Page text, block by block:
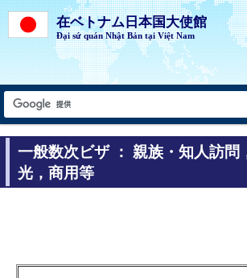
在ベトナム日本国大使館
Đại sứ quán Nhật Bản tại Việt Nam
一般数次ビザ ： 親族・知人訪問
光，商用等